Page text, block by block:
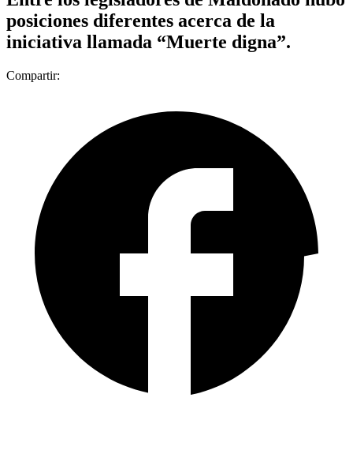
posiciones diferentes acerca de la
iniciativa llamada “Muerte digna”.
Compartir: